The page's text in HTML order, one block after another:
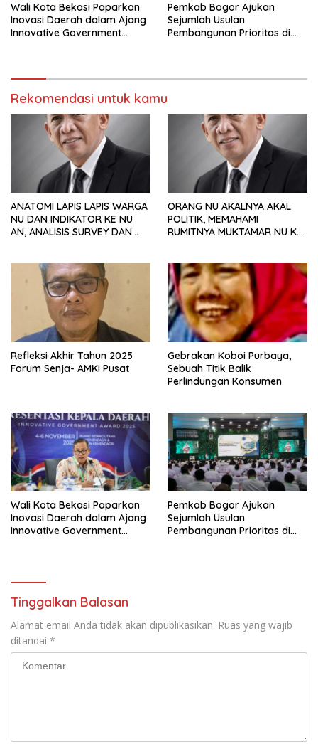
Wali Kota Bekasi Paparkan
Inovasi Daerah dalam Ajang
Innovative Government
Pemkab Bogor Ajukan
Sejumlah Usulan
Pembangunan Prioritas di
Rekomendasi untuk kamu
ANATOMI LAPIS LAPIS WARGA
NU DAN INDIKATOR KE NU
AN, ANALISIS SURVEY DAN
ORANG NU AKALNYA AKAL
POLITIK, MEMAHAMI
RUMITNYA MUKTAMAR NU KE
Refleksi Akhir Tahun 2025
Forum Senja- AMKI Pusat
Gebrakan Koboi Purbaya,
Sebuah Titik Balik
Perlindungan Konsumen
Wali Kota Bekasi Paparkan
Inovasi Daerah dalam Ajang
Innovative Government
Pemkab Bogor Ajukan
Sejumlah Usulan
Pembangunan Prioritas di
Tinggalkan Balasan
Alamat email Anda tidak akan dipublikasikan. Ruas yang wajib
ditandai *